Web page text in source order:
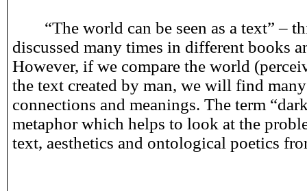
“The world can be seen as a text” –
discussed many times in different books
However, if we compare the world
the text created by man, we will find
connections and meanings. The term
metaphor which helps to look at the
text, aesthetics and ontological poetics